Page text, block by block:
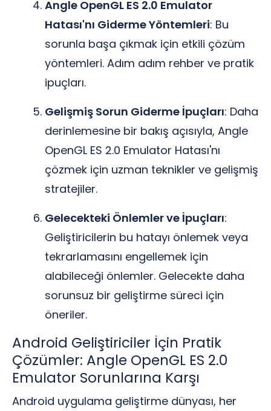
Angle OpenGL ES 2.0 Emulator
Hatası'nı Giderme Yöntemleri: Bu
sorunla başa çıkmak için etkili çözüm
yöntemleri. Adım adım rehber ve pratik
ipuçları.
Gelişmiş Sorun Giderme İpuçları: Daha
derinlemesine bir bakış açısıyla, Angle
OpenGL ES 2.0 Emulator Hatası'nı
çözmek için uzman teknikler ve gelişmiş
stratejiler.
Gelecekteki Önlemler ve İpuçları:
Geliştiricilerin bu hatayı önlemek veya
tekrarlamasını engellemek için
alabileceği önlemler. Gelecekte daha
sorunsuz bir geliştirme süreci için
öneriler.
Android Geliştiriciler İçin Pratik
Çözümler: Angle OpenGL ES 2.0
Emulator Sorunlarına Karşı
Android uygulama geliştirme dünyası, her